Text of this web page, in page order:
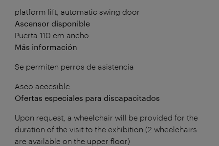
platform lift, automatic swing door
Ascensor disponible
Puerta 110 cm ancho
Más información
Se permiten perros de asistencia
Aseo accesible
Ofertas especiales para discapacitados
Upon request, a wheelchair will be provided for the
duration of the visit to the exhibition (2 wheelchairs
are available on the upper floor)